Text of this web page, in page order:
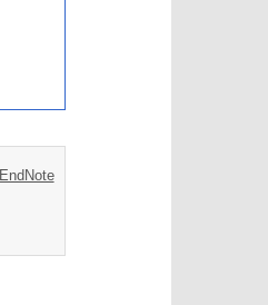
EndNote